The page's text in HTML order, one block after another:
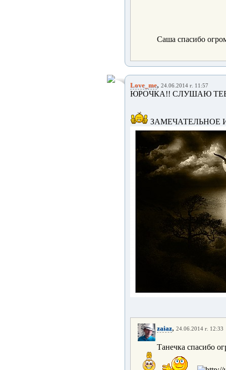
Саша спасибо
Love_me, 24.06.2014 г. 11:57
ЮРОЧКА!! СЛУШАЮ
ЗАМЕЧАТЕЛЬНОЕ
zaiaz, 24.06.2014 г. 12:33
Танечка спасибо